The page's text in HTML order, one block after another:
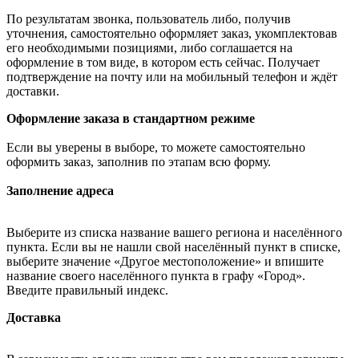
По результатам звонка, пользователь либо, получив
уточнения, самостоятельно оформляет заказ, укомплектовав
его необходимыми позициями, либо соглашается на
оформление в том виде, в котором есть сейчас. Получает
подтверждение на почту или на мобильный телефон и ждёт
доставки.
Оформление заказа в стандартном режиме
Если вы уверены в выборе, то можете самостоятельно
оформить заказ, заполнив по этапам всю форму.
Заполнение адреса
Выберите из списка название вашего региона и населённого
пункта. Если вы не нашли свой населённый пункт в списке,
выберите значение «Другое местоположение» и впишите
название своего населённого пункта в графу «Город».
Введите правильный индекс.
Доставка